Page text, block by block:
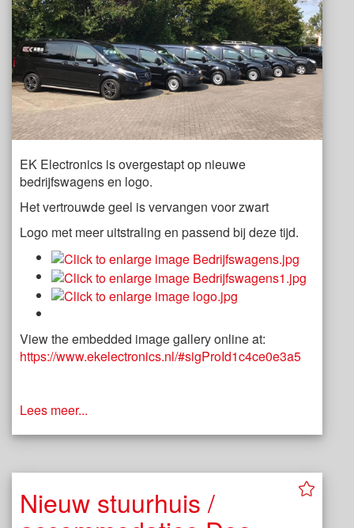
EK Electronics is overgestapt op nieuwe
bedrijfswagens en logo.
Het vertrouwde geel is vervangen voor zwart
Logo met meer uitstraling en passend bij deze tijd.
View the embedded image gallery online at:
https://www.ekelectronics.nl/#sigProId1c4ce0e3a5
Lees meer...
Nieuw stuurhuis /